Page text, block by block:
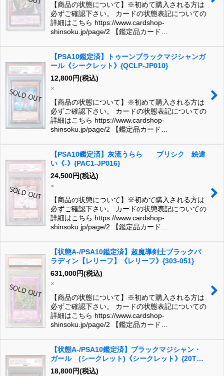
【商品の状態について】※初めて購入される方は
必ずご確認下さい。 カードの状態表記についての
詳細はこちら https://www.cardshop-
shinsoku.jp/page/2 【鑑定品カード…
【PSA10鑑定済】トゥーンブラックマジシャンガ
ール《シークレット》{QCLP-JP010}
12,800円(税込)
×
【商品の状態について】※初めて購入される方は
必ずご確認下さい。 カードの状態表記についての
詳細はこちら https://www.cardshop-
shinsoku.jp/page/2 【鑑定品カード…
【PSA10鑑定済】灰流うらら プリシク 絵違
い《-》{PAC1-JP016}
24,500円(税込)
×
【商品の状態について】※初めて購入される方は
必ずご確認下さい。 カードの状態表記についての
詳細はこちら https://www.cardshop-
shinsoku.jp/page/2 【鑑定品カード…
【状態A-/PSA10鑑定済】超魔導剣士ブラックパ
ラディン【レリーフ】《レリーフ》{303-051}
631,000円(税込)
×
【商品の状態について】※初めて購入される方は
必ずご確認下さい。 カードの状態表記についての
詳細はこちら https://www.cardshop-
shinsoku.jp/page/2 【鑑定品カード…
【状態A-/PSA10鑑定済】ブラックマジシャン・
ガール (シークレット)《シークレット》{20TH-
JPC55}
18,800円(税込)